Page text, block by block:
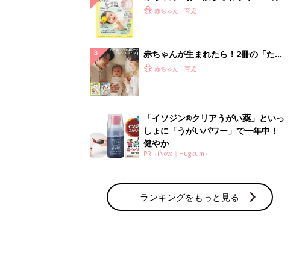
てのひよこクラブ 夏号』〈巻頭大特
赤ちゃん・育児
赤ちゃんが生まれたら！2冊の「たま
ひよ」
赤ちゃん・育児
「イソジン®クリアうがい薬」といっ
しょに「うがいパワー」で一年中！
健やか
PR（iNova｜Hugkum）
ランキングをもっと見る